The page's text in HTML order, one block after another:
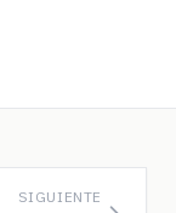
SIGUIENTE